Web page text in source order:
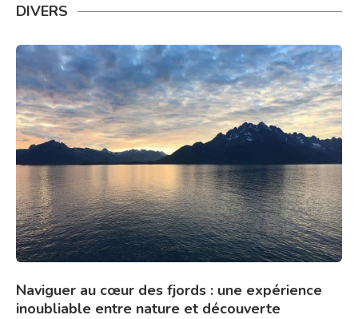
DIVERS
Naviguer au cœur des fjords : une expérience
inoubliable entre nature et découverte